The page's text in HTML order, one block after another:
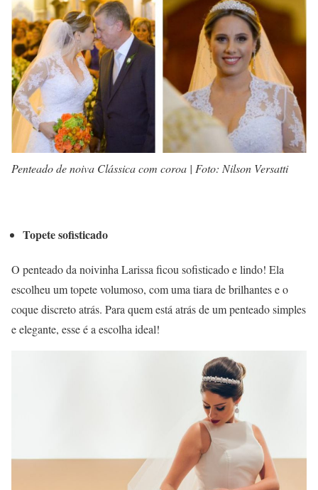
Penteado de noiva Clássica com coroa | Foto: Nilson Versatti
Topete sofisticado
O penteado da noivinha Larissa ficou sofisticado e lindo! Ela
escolheu um topete volumoso, com uma tiara de brilhantes e o
coque discreto atrás. Para quem está atrás de um penteado simples
e elegante, esse é a escolha ideal!